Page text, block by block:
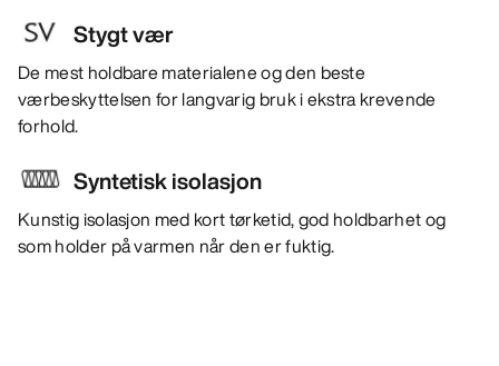
Stygt vær
De mest holdbare materialene og den beste
værbeskyttelsen for langvarig bruk i ekstra krevende
forhold.
Syntetisk isolasjon
Kunstig isolasjon med kort tørketid, god holdbarhet og
som holder på varmen når den er fuktig.